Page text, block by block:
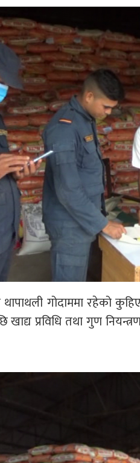
गोदाममा रहेको
खाद्य प्रविधि तथा गुण